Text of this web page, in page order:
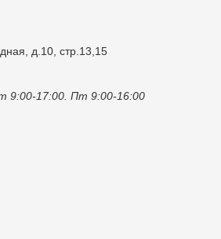
д.10, стр.13,15
9:00-17:00. Пт 9:00-16:00